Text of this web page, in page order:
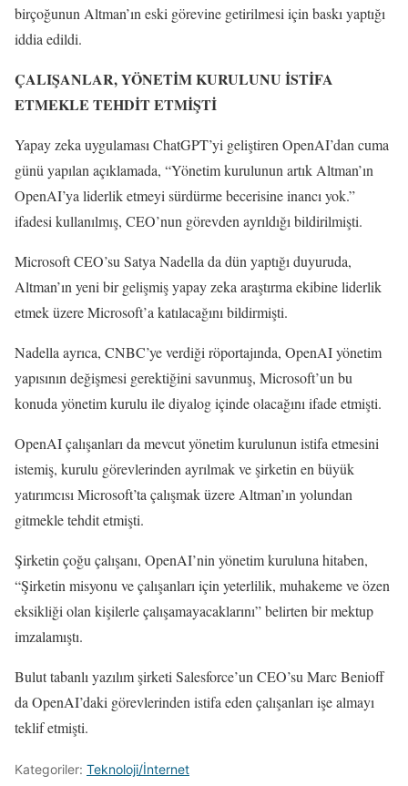
birçoğunun Altman’ın eski görevine getirilmesi için baskı yaptığı
iddia edildi.
ÇALIŞANLAR, YÖNETİM KURULUNU İSTİFA
ETMEKLE TEHDİT ETMİŞTİ
Yapay zeka uygulaması ChatGPT’yi geliştiren OpenAI’dan cuma
günü yapılan açıklamada, “Yönetim kurulunun artık Altman’ın
OpenAI’ya liderlik etmeyi sürdürme becerisine inancı yok.”
ifadesi kullanılmış, CEO’nun görevden ayrıldığı bildirilmişti.
Microsoft CEO’su Satya Nadella da dün yaptığı duyuruda,
Altman’ın yeni bir gelişmiş yapay zeka araştırma ekibine liderlik
etmek üzere Microsoft’a katılacağını bildirmişti.
Nadella ayrıca, CNBC’ye verdiği röportajında, OpenAI yönetim
yapısının değişmesi gerektiğini savunmuş, Microsoft’un bu
konuda yönetim kurulu ile diyalog içinde olacağını ifade etmişti.
OpenAI çalışanları da mevcut yönetim kurulunun istifa etmesini
istemiş, kurulu görevlerinden ayrılmak ve şirketin en büyük
yatırımcısı Microsoft’ta çalışmak üzere Altman’ın yolundan
gitmekle tehdit etmişti.
Şirketin çoğu çalışanı, OpenAI’nin yönetim kuruluna hitaben,
“Şirketin misyonu ve çalışanları için yeterlilik, muhakeme ve özen
eksikliği olan kişilerle çalışamayacaklarını” belirten bir mektup
imzalamıştı.
Bulut tabanlı yazılım şirketi Salesforce’un CEO’su Marc Benioff
da OpenAI’daki görevlerinden istifa eden çalışanları işe almayı
teklif etmişti.
Kategoriler: Teknoloji/İnternet